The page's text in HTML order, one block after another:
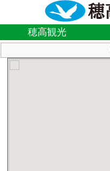
穂高観光